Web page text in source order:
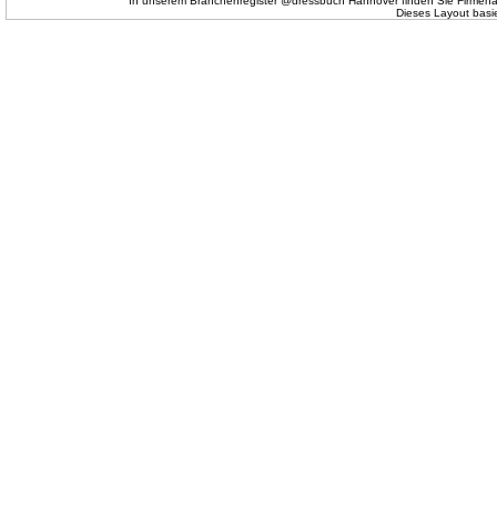
Dieses Layout